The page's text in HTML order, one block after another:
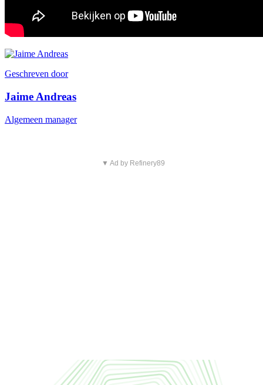
Geschreven door
Jaime Andreas
Algemeen manager
▼ Ad by Refinery89